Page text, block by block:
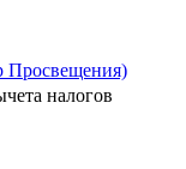
Просвещения)
налогов